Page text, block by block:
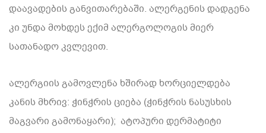
დაავადების განვითარებაში. ალერგენის დადგენა
კი უნდა მოხდეს ექიმ ალერგოლოგის მიერ
სათანადო კვლევით.
ალერგიის გამოვლენა ხშირად ხორციელდება
კანის მხრივ: ჭინჭრის ციება (ჭინჭრის ნასუსხის
მაგვარი გამონაყარი); ატოპური დერმატიტი